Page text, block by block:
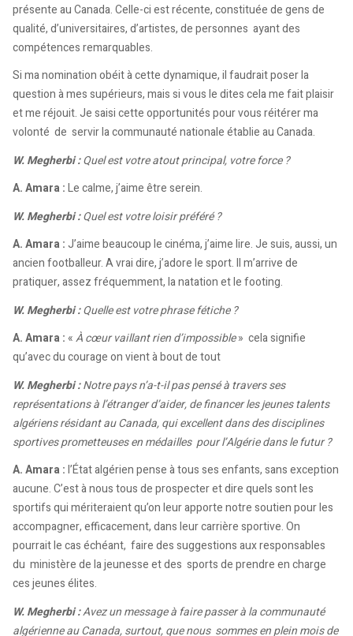
présente au Canada. Celle-ci est récente, constituée de gens de
qualité, d’universitaires, d’artistes, de personnes ayant des
compétences remarquables.
Si ma nomination obéit à cette dynamique, il faudrait poser la
question à mes supérieurs, mais si vous le dites cela me fait plaisir
et me réjouit. Je saisi cette opportunités pour vous réitérer ma
volonté de servir la communauté nationale établie au Canada.
W. Megherbi :Quel est votre atout principal, votre force ?
A. Amara :Le calme, j’aime être serein.
W. Megherbi :Quel est votre loisir préféré ?
A. Amara :J’aime beaucoup le cinéma, j’aime lire. Je suis, aussi, un
ancien footballeur. A vrai dire, j’adore le sport. Il m’arrive de
pratiquer, assez fréquemment, la natation et le footing.
W. Megherbi :Quelle est votre phrase fétiche ?
A. Amara : «À cœur vaillant rien d’impossible» cela signifie
qu’avec du courage on vient à bout de tout
W. Megherbi :Notre pays n’a-t-il pas pensé à travers ses
représentations à l’étranger d’aider, de financer les jeunes talents
algériens résidant au Canada, qui excellent dans des disciplines
sportives prometteuses en médailles pour l’Algérie dans le futur ?
A. Amara :l’État algérien pense à tous ses enfants, sans exception
aucune. C’est à nous tous de prospecter et dire quels sont les
sportifs qui mériteraient qu’on leur apporte notre soutien pour les
accompagner, efficacement, dans leur carrière sportive. On
pourrait le cas échéant, faire des suggestions aux responsables
du ministère de la jeunesse et des sports de prendre en charge
ces jeunes élites.
W. Megherbi :Avez un message à faire passer à la communauté
algérienne au Canada, surtout, que nous sommes en plein mois de